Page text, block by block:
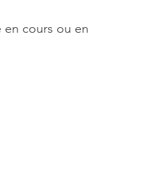
en cours ou en